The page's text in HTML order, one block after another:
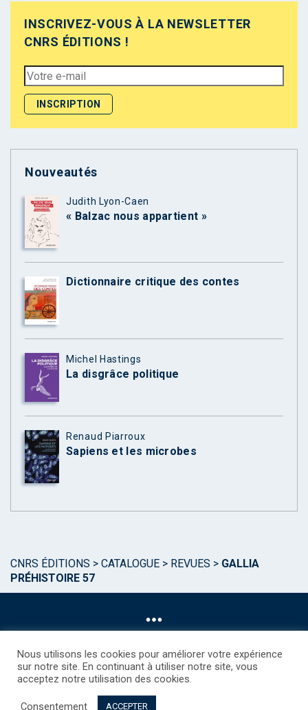
INSCRIVEZ-VOUS À LA NEWSLETTER
CNRS ÉDITIONS !
Nouveautés
Judith Lyon-Caen
« Balzac nous appartient »
Dictionnaire critique des contes
Michel Hastings
La disgrâce politique
Renaud Piarroux
Sapiens et les microbes
CNRS ÉDITIONS > CATALOGUE > REVUES > GALLIA
PRÉHISTOIRE 57
©CNRS EDITIONS 2025
Droits étrangers / Foreign rights
Nous utilisons les cookies pour améliorer votre expérience
sur notre site. En continuant à utiliser notre site, vous
acceptez notre utilisation des cookies.
Consentement ACCEPTER